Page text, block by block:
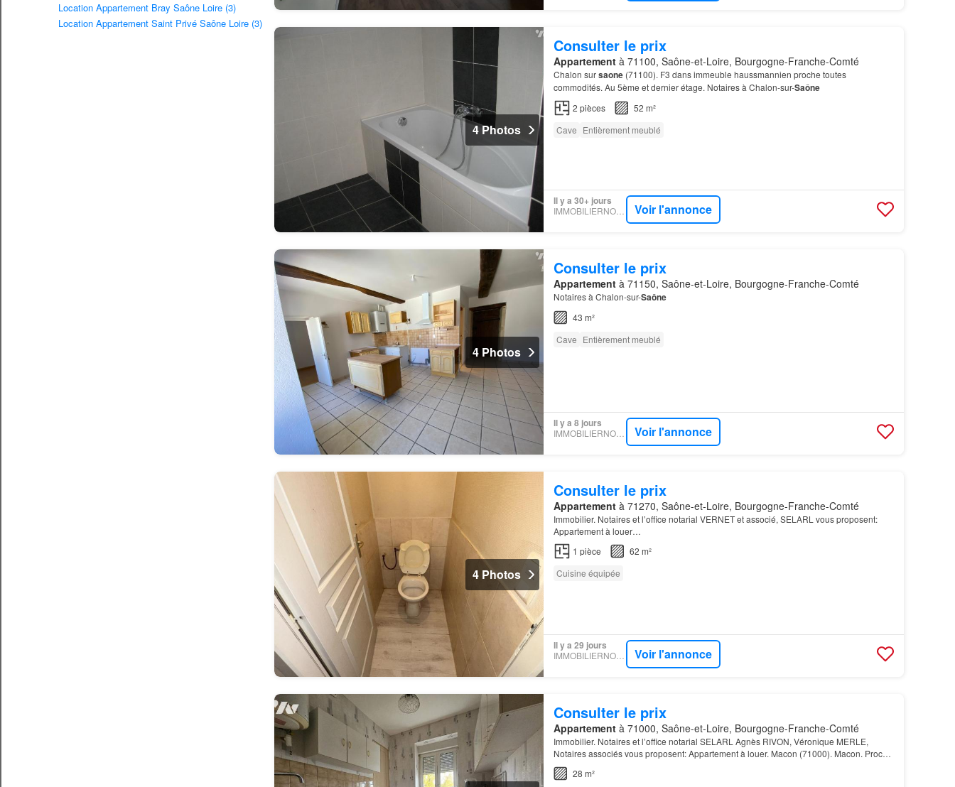
Location Appartement Bray Saône Loire (3)
Location Appartement Saint Privé Saône Loire (3)
4 Photos
Consulter le prix
Appartementà 71100, Saône-et-Loire, Bourgogne-Franche-Comté
Chalon sursaone(71100). F3 dans immeuble haussmannien proche toutes
commodités. Au 5ème et dernier étage. Notaires à Chalon-sur-Saône
2 pièces
52 m²
Cave Entièrement meublé
Il y a 30+ jours
IMMOBILIERNOTAIRES Voir l'annonce
4 Photos
Consulter le prix
Appartementà 71150, Saône-et-Loire, Bourgogne-Franche-Comté
Notaires à Chalon-sur-Saône
43 m²
Cave Entièrement meublé
Il y a 8 jours
IMMOBILIERNOTAIRES Voir l'annonce
4 Photos
Consulter le prix
Appartementà 71270, Saône-et-Loire, Bourgogne-Franche-Comté
Immobilier. Notaires et l’office notarial VERNET et associé, SELARL vous proposent:
Appartement à louer…
1 pièce
62 m²
Cuisine équipée
Il y a 29 jours
IMMOBILIERNOTAIRES Voir l'annonce
Consulter le prix
Appartementà 71000, Saône-et-Loire, Bourgogne-Franche-Comté
Immobilier. Notaires et l’office notarial SELARL Agnès RIVON, Véronique MERLE,
Notaires associés vous proposent: Appartement à louer. Macon (71000). Macon. Proche
gare, t1 s. Hab…
28 m²